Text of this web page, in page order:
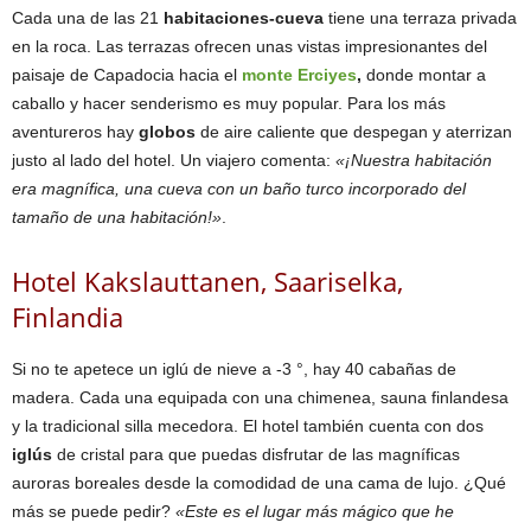
Cada una de las 21 habitaciones-cueva tiene una terraza privada
en la roca. Las terrazas ofrecen unas vistas impresionantes del
paisaje de Capadocia hacia el monte Erciyes, donde montar a
caballo y hacer senderismo es muy popular. Para los más
aventureros hay globos de aire caliente que despegan y aterrizan
justo al lado del hotel. Un viajero comenta: «¡Nuestra habitación
era magnífica, una cueva con un baño turco incorporado del
tamaño de una habitación!»
Hotel Kakslauttanen, Saariselka,
Finlandia
Si no te apetece un iglú de nieve a -3 °, hay 40 cabañas de
madera. Cada una equipada con una chimenea, sauna finlandesa
y la tradicional silla mecedora. El hotel también cuenta con dos
iglús de cristal para que puedas disfrutar de las magníficas
auroras boreales desde la comodidad de una cama de lujo. ¿Qué
más se puede pedir? «Este es el lugar más mágico que he